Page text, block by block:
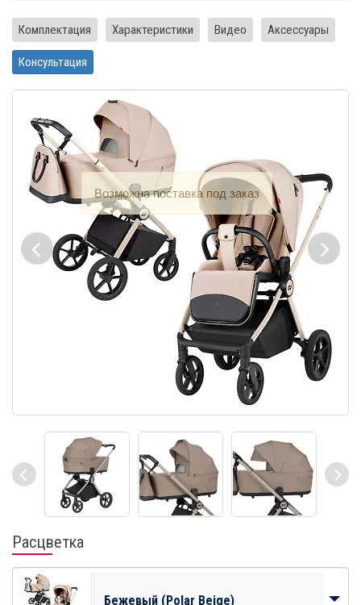
Комплектация Характеристики Видео Аксессуары
Консультация
Расцветка
Бежевый (Polar Beige)